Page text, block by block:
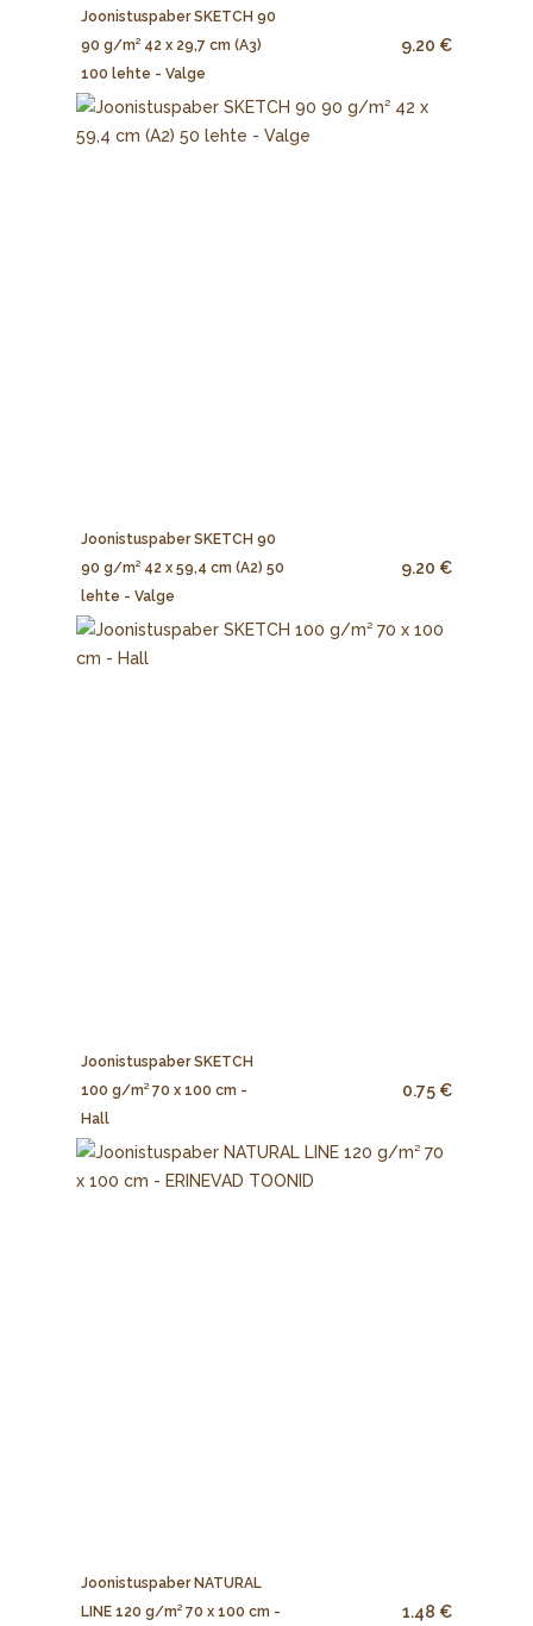
Joonistuspaber SKETCH 90
90 g/m² 42 x 29,7 cm (A3)
100 lehte - Valge
9.20 €
Joonistuspaber SKETCH 90
90 g/m² 42 x 59,4 cm (A2) 50
lehte - Valge
9.20 €
Joonistuspaber SKETCH
100 g/m² 70 x 100 cm -
Hall
0.75 €
Joonistuspaber NATURAL
LINE 120 g/m² 70 x 100 cm -
1.48 €